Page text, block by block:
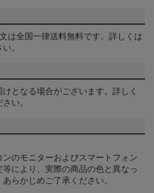
は全国一律送料無料です。詳しくは
。
となる場合がございます。詳しく
い。
のモニターおよびスマートフォン
により、実際の商品の色と異なっ
らかじめご了承ください。